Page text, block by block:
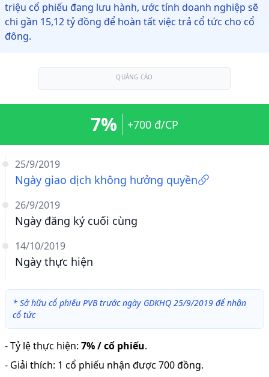
triệu cổ phiếu đang lưu hành, ước tính doanh nghiệp sẽ
chi gần 15,12 tỷ đồng để hoàn tất việc trả cổ tức cho cổ
đông.
QUẢNG CÁO
25/9/2019
Ngày giao dịch không hưởng quyền
26/9/2019
Ngày đăng ký cuối cùng
14/10/2019
Ngày thực hiện
7% +700 đ/CP
* Sở hữu cổ phiếu PVB trước ngày GDKHQ 25/9/2019 để nhận
cổ tức
-Tỷ lệ thực hiện: 7% / cổ phiếu.
- Giải thích: 1 cổ phiếu nhận được 700 đồng.